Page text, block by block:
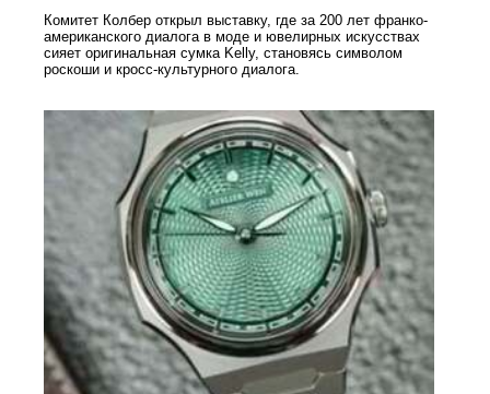
Комитет Колбер открыл выставку, где за 200 лет франко-
американского диалога в моде и ювелирных искусствах
сияет оригинальная сумка Kelly, становясь символом
роскоши и кросс-культурного диалога.